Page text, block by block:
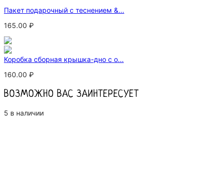
Пакет подарочный с теснением &...
165.00 ₽
Коробка сборная крышка-дно с о...
160.00 ₽
ВОЗМОЖНО ВАС ЗАИНТЕРЕСУЕТ
5 в наличии